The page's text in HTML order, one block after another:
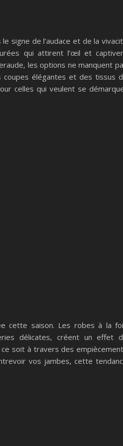
signe de l’audace et de la
qui attirent l’œil et
les options ne manquent
coupes élégantes et des tissus
celles qui veulent se
cette saison. Les robes à la
délicates, créent un effet
soit à travers des
vos jambes, cette